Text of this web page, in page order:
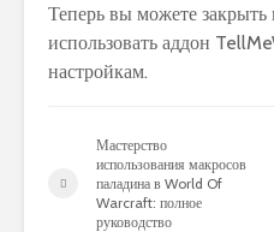
Теперь вы можете
использовать аддон
настройкам.
Мастерство
использования макросов
паладина в World Of
Warcraft: полное
руководство